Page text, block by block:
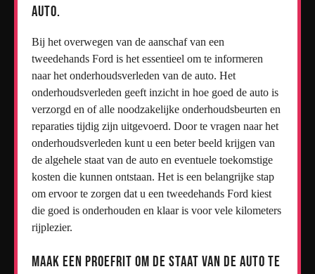
auto.
Bij het overwegen van de aanschaf van een
tweedehands Ford is het essentieel om te informeren
naar het onderhoudsverleden van de auto. Het
onderhoudsverleden geeft inzicht in hoe goed de auto is
verzorgd en of alle noodzakelijke onderhoudsbeurten en
reparaties tijdig zijn uitgevoerd. Door te vragen naar het
onderhoudsverleden kunt u een beter beeld krijgen van
de algehele staat van de auto en eventuele toekomstige
kosten die kunnen ontstaan. Het is een belangrijke stap
om ervoor te zorgen dat u een tweedehands Ford kiest
die goed is onderhouden en klaar is voor vele kilometers
rijplezier.
Maak een proefrit om de staat van de auto te